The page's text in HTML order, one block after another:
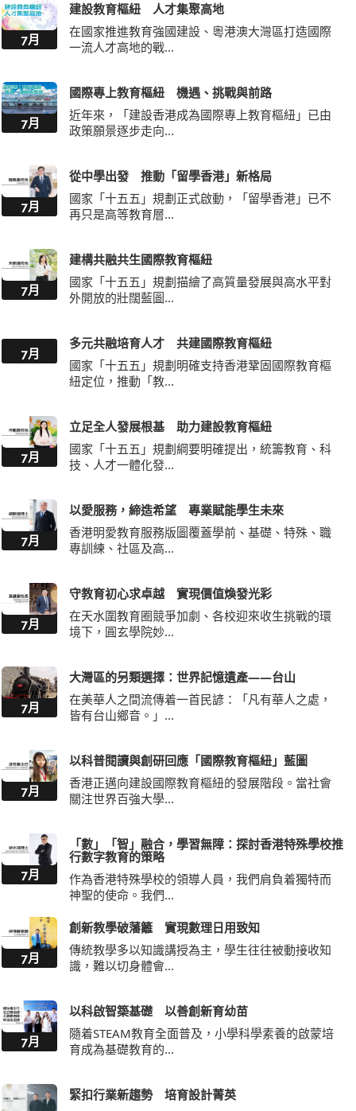
7月
建設教育樞紐 人才集聚高地
在國家推進教育強國建設、粵港澳大灣區打造國際
一流人才高地的戰...
7月
國際專上教育樞紐 機遇、挑戰與前路
近年來，「建設香港成為國際專上教育樞紐」已由
政策願景逐步走向...
7月
從中學出發 推動「留學香港」新格局
國家「十五五」規劃正式啟動，「留學香港」已不
再只是高等教育層...
7月
建構共融共生國際教育樞紐
國家「十五五」規劃描繪了高質量發展與高水平對
外開放的壯闊藍圖...
7月
多元共融培育人才 共建國際教育樞紐
國家「十五五」規劃明確支持香港鞏固國際教育樞
紐定位，推動「教...
7月
立足全人發展根基 助力建設教育樞紐
國家「十五五」規劃綱要明確提出，統籌教育、科
技、人才一體化發...
7月
以愛服務，締造希望 專業賦能學生未來
香港明愛教育服務版圖覆蓋學前、基礎、特殊、職
專訓練、社區及高...
7月
守教育初心求卓越 實現價值煥發光彩
在天水圍教育圈競爭加劇、各校迎來收生挑戰的環
境下，圓玄學院妙...
7月
大灣區的另類選擇：世界記憶遺產——台山
在美華人之間流傳着一首民諺：「凡有華人之處，
皆有台山鄉音。」...
7月
以科普閱讀與創研回應「國際教育樞紐」藍圖
香港正邁向建設國際教育樞紐的發展階段。當社會
關注世界百強大學...
7月
「數」「智」融合，學習無障：探討香港特殊學校推
行數字教育的策略
作為香港特殊學校的領導人員，我們肩負着獨特而
神聖的使命。我們...
7月
創新教學破藩籬 實現數理日用致知
傳統教學多以知識講授為主，學生往往被動接收知
識，難以切身體會...
7月
以科啟智築基礎 以善創新育幼苗
隨着STEAM教育全面普及，小學科學素養的啟蒙培
育成為基礎教育的...
緊扣行業新趨勢 培育設計菁英